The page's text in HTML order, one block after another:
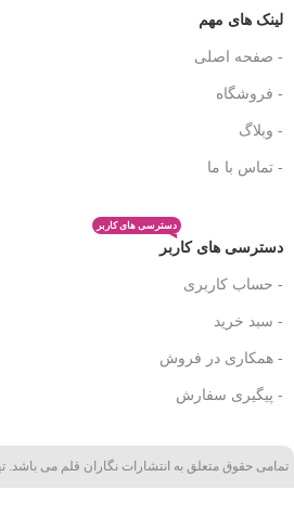
لینک های مهم
- صفحه اصلی
- فروشگاه
- وبلاگ
- تماس با ما
دسترسی های کاربر
دسترسی های کاربر
- حساب کاربری
- سبد خرید
- همکاری در فروش
- پیگیری سفارش
تمامی حقوق متعلق به انتشارات نگاران قلم می باشد.